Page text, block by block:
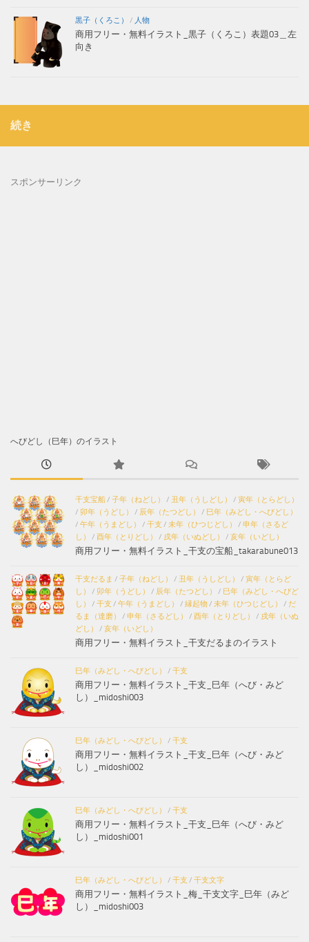
黒子（くろこ） / 人物
商用フリー・無料イラスト_黒子（くろこ）表題03＿左
向き
続き
スポンサーリンク
へびどし（巳年）のイラスト
干支宝船/ 子年（ねどし） / 丑年（うしどし） / 寅年（とらどし）
/ 卯年（うどし） / 辰年（たつどし） / 巳年（みどし・へびどし）
/ 午年（うまどし） / 干支 / 未年（ひつじどし） / 申年（さるど
し）
/ 酉年（とりどし） / 戌年（いぬどし） / 亥年（いどし）
商用フリー・無料イラスト_干支の宝船_takarabune013
干支だるま / 子年（ねどし） / 丑年（うしどし） / 寅年（とらど
し）
/ 卯年（うどし） / 辰年（たつどし） / 巳年（みどし・へびど
し）
/ 干支 / 午年（うまどし） / 縁起物/ 未年（ひつじどし） / だ
るま（達磨）
/ 申年（さるどし） / 酉年（とりどし） / 戌年（いぬ
どし）
/ 亥年（いどし）
商用フリー・無料イラスト_干支だるまのイラスト
巳年（みどし・へびどし） / 干支
商用フリー・無料イラスト_干支_巳年（へび・みど
し）_midoshi003
巳年（みどし・へびどし） / 干支
商用フリー・無料イラスト_干支_巳年（へび・みど
し）_midoshi002
巳年（みどし・へびどし） / 干支
商用フリー・無料イラスト_干支_巳年（へび・みど
し）_midoshi001
巳年（みどし・へびどし） / 干支 / 干支文字
商用フリー・無料イラスト_梅_干支文字_巳年（みど
し）_midoshi003